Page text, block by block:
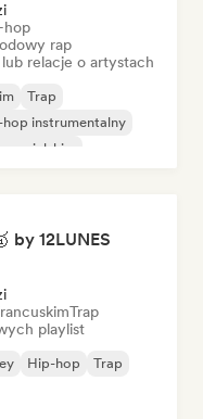
hop
rap
relacje o artystach
Trap
instrumentalny
angielskim
by 12LUNES
Trap
playlist
Hip-hop Trap